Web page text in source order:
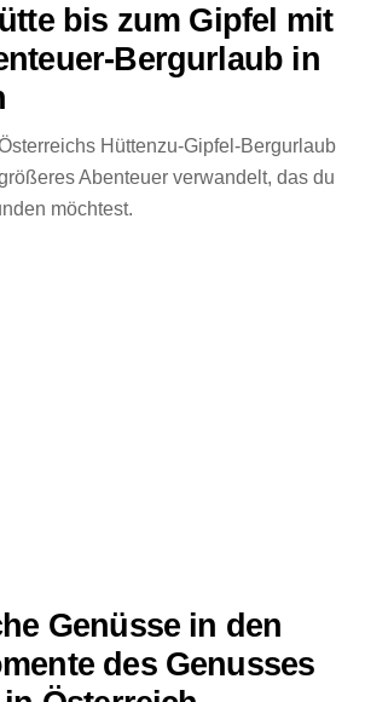
bis zum Gipfel mit
Bergurlaub in
Hüttenzu-Gipfel-Bergurlaub
Abenteuer verwandelt, das du
möchtest.
Genüsse in den
des Genusses